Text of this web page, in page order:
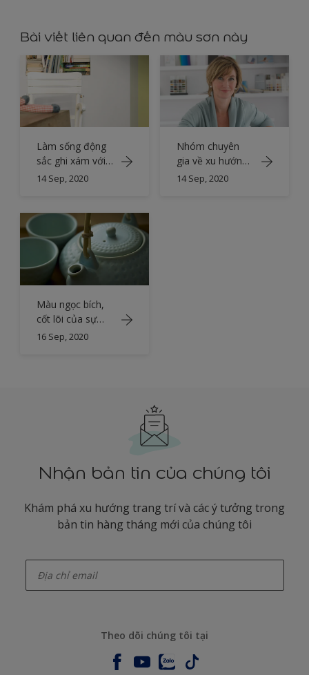
Bài viết liên quan đến màu sơn này
Làm sống động
sắc ghi xám với
màu xanh lá
14 Sep, 2020
Nhóm chuyên
gia về xu hướng
màu sắc
14 Sep, 2020
Màu ngọc bích,
cốt lõi của sự
thanh bình
16 Sep, 2020
Nhận bản tin của chúng tôi
Khám phá xu hướng trang trí và các ý tưởng trong
bản tin hàng tháng mới của chúng tôi
Theo dõi chúng tôi tại